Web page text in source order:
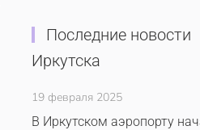
Последние новости
Иркутска
19 февраля 2025
В Иркутском аэропорту